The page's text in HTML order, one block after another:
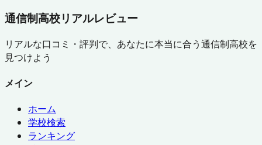
通信制高校リアルレビュー
リアルな口コミ・評判で、あなたに本当に合う通信制高校を
見つけよう
メイン
ホーム
学校検索
ランキング